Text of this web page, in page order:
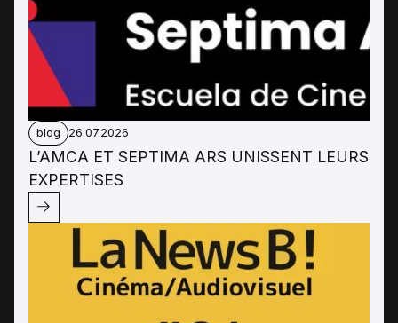
blog 26.07.2026
L’AMCA ET SEPTIMA ARS UNISSENT LEURS
EXPERTISES